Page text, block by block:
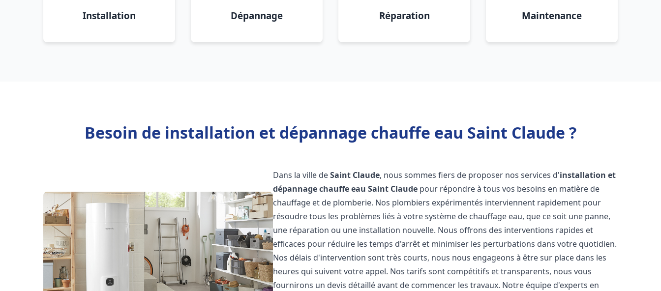
Installation Dépannage Réparation Maintenance
Besoin de installation et dépannage chauffe eau Saint Claude ?
Dans la ville deSaint Claude, nous sommes fiers de proposer nos services d'installation et
dépannage chauffe eau Saint Claude pour répondre à tous vos besoins en matière de
chauffage et de plomberie. Nos plombiers expérimentés interviennent rapidement pour
résoudre tous les problèmes liés à votre système de chauffage eau, que ce soit une panne,
une réparation ou une installation nouvelle. Nous offrons des interventions rapides et
efficaces pour réduire les temps d'arrêt et minimiser les perturbations dans votre quotidien.
Nos délais d'intervention sont très courts, nous nous engageons à être sur place dans les
heures qui suivent votre appel. Nos tarifs sont compétitifs et transparents, nous vous
fournirons un devis détaillé avant de commencer les travaux. Notre équipe d'experts en